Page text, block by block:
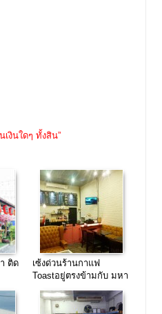
งินใดๆ ทั้งสิน”
ติด
เซ้งด่วนร้านกาแฟ
Toastอยู่ตรงข้ามกับ มหา
ใหญ่